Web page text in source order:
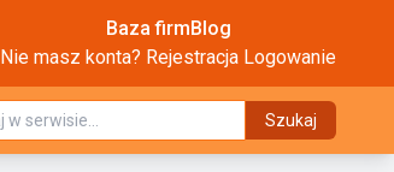
Baza firmBlog
Nie masz konta? Rejestracja Logowanie
Szukaj